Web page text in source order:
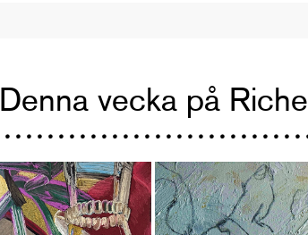
Denna vecka på Riche